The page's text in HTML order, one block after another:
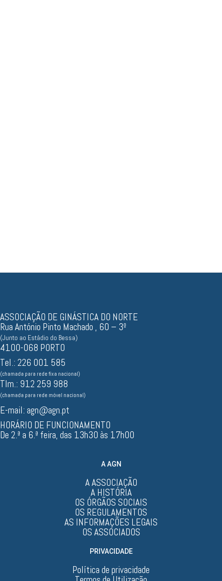
ASSOCIAÇÃO DE GINÁSTICA DO NORTE
Rua António Pinto Machado , 60 – 3º
(Junto ao Estádio do Bessa)
4100-068 PORTO
Tel.: 226 001 585
(chamada para rede fixa nacional)
Tlm.: 912 259 988
(chamada para rede móvel nacional)
E-mail: agn@agn.pt
HORÁRIO DE FUNCIONAMENTO
De 2.ª a 6.ª feira, das 13h30 às 17h00
A AGN
A ASSOCIAÇÃO
A HISTÓRIA
OS ÓRGÃOS SOCIAIS
OS REGULAMENTOS
AS INFORMAÇÕES LEGAIS
OS ASSOCIADOS
PRIVACIDADE
Política de privacidade